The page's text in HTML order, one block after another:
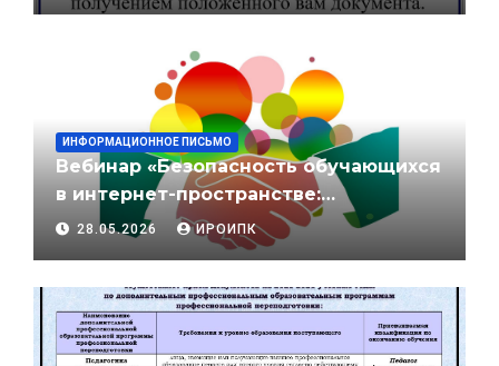
ИНФОРМАЦИОННОЕ ПИСЬМО
Вебинар «Безопасность обучающихся
в интернет-пространстве:
противодействие влиянию и
вовлечению в экстремистскую
28.05.2026 ИРОИПК